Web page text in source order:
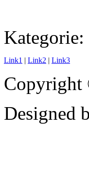
Kategorie:
Link1 | Link2 | Link3
Copyright
Designed